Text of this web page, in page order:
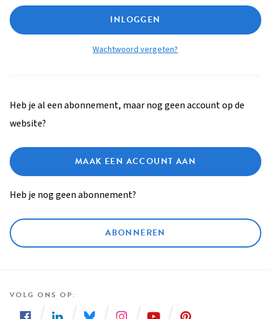
INLOGGEN
Wachtwoord vergeten?
Heb je al een abonnement, maar nog geen account op de
website?
MAAK EEN ACCOUNT AAN
Heb je nog geen abonnement?
ABONNEREN
VOLG ONS OP